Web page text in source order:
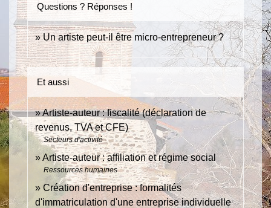
Questions ? Réponses !
Un artiste peut-il être micro-entrepreneur ?
Et aussi
Artiste-auteur : fiscalité (déclaration de
revenus, TVA et CFE)
Secteurs d'activité
Artiste-auteur : affiliation et régime social
Ressources humaines
Création d'entreprise : formalités
d'immatriculation d'une entreprise individuelle